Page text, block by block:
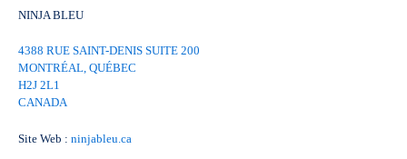
NINJA BLEU
4388 RUE SAINT-DENIS SUITE 200
MONTRÉAL, QUÉBEC
H2J 2L1
CANADA
Site Web : ninjableu.ca